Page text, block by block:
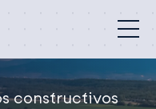
constructivos